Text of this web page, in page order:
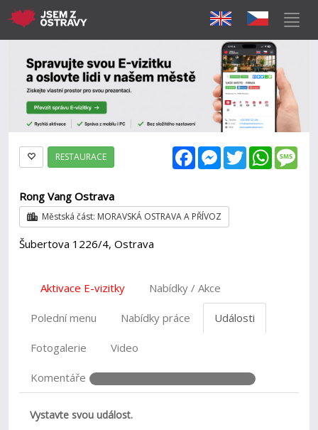
FacebookMessenger
Twitter
RESTAURACE
Rong Vang Ostrava
Městská část: MORAVSKÁ OSTRAVA A PŘÍVOZ
Šubertova 1226/4, Ostrava
Aktivace E-vizitky Nabídky / Akce
Polední menu Nabídky práce Události
Fotogalerie Video
Komentáře
Vystavte svou událost.